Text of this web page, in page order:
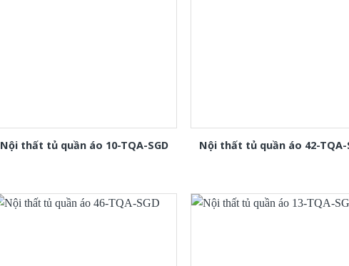
Nội thất tủ quần áo 10-TQA-SGD Nội thất tủ quần áo 42-TQA-